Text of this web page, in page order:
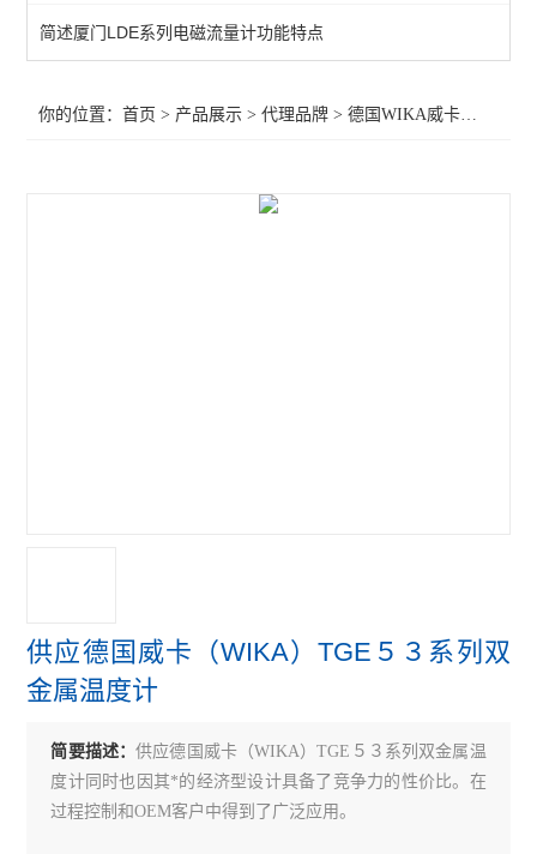
简述厦门LDE系列电磁流量计功能特点
你的位置：首页 > 产品展示 >代理品牌 >德国WIKA威卡>供应德
供应德国威卡（WIKA）TGE５３系列双
金属温度计
简要描述：供应德国威卡（WIKA）TGE５３系列双金属温
度计同时也因其*的经济型设计具备了竞争力的性价比。在
过程控制和OEM客户中得到了广泛应用。